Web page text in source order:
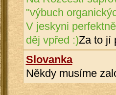
"výbuch
V jeskyni
děj vpřed :)Za to jí
Slovanka
Někdy musíme